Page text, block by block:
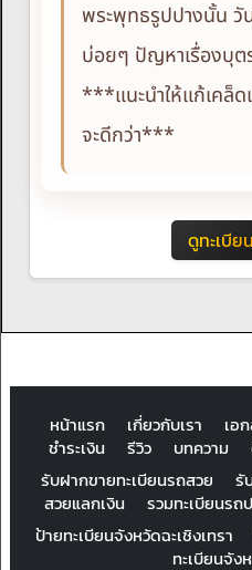
พระพุทธรูปปางนั้น วั
บ่อยๆ ปัญหาเรื่องบุต
***แนะนำให้แก้เคล็ด
จะดีกว่า***
ดูทะเบี
หน้าแรก เกี่ยวกับเรา เอ
ชำระเงิน
รีวิว บทความ
รับฝากขายทะเบียนรถสวย
รั
สวยแลกเงิน
รวมทะเบียนรถ
ป้ายทะเบียนจังหวัดฉะเชิงเทรา
ทะเบียนจัง